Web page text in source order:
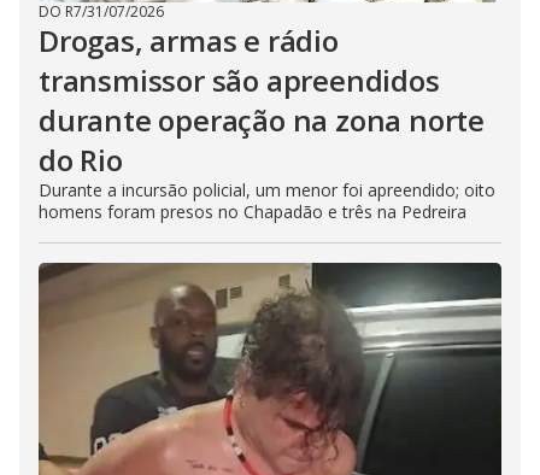
DO R7/31/07/2026
Drogas, armas e rádio
transmissor são apreendidos
durante operação na zona norte
do Rio
Durante a incursão policial, um menor foi apreendido; oito
homens foram presos no Chapadão e três na Pedreira